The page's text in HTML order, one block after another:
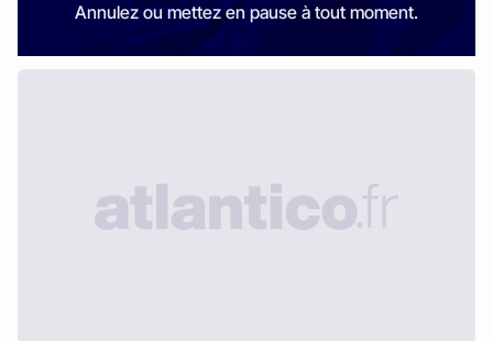
Annulez ou mettez en pause à tout moment.